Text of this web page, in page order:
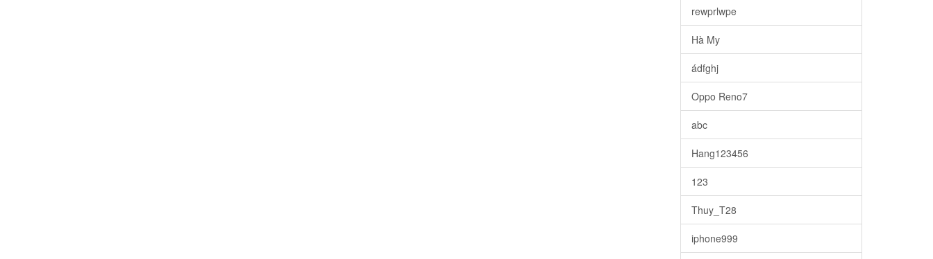
rewprlwpe
Hà My
ádfghj
Oppo Reno7
abc
Hang123456
123
Thuy_T28
iphone999